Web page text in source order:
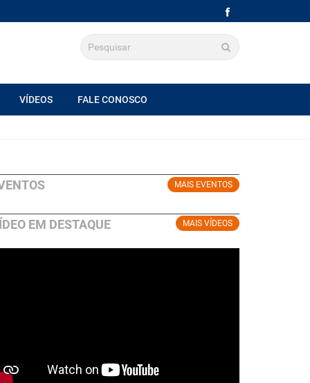
VÍDEOS FALE CONOSCO
MAIS EVENTOS
MAIS VÍDEOS
EM DESTAQUE